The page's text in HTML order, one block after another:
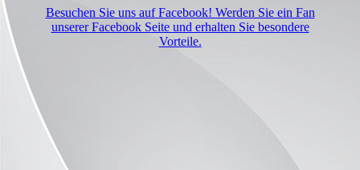
Besuchen Sie uns auf Facebook! Werden Sie ein Fan
unserer Facebook Seite und erhalten Sie besondere
Vorteile.